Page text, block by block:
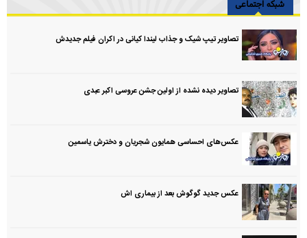
شبکه اجتماعی
تصاویر تیپ شیک و جذاب لیندا کیانی در اکران فیلم جدیدش
تصاویر دیده نشده از اولین جشن عروسی اکبر عبدی
عکس‌های احساسی همایون شجریان و دخترش یاسمین
عکس جدید گوگوش بعد از بیماری اش